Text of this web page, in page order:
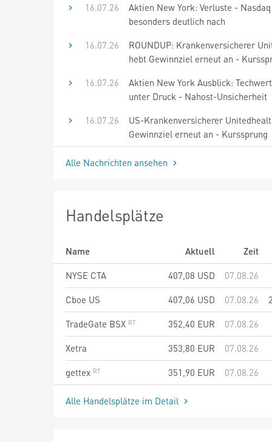
16.07.26
Aktien New York: Verluste -
besonders deutlich nach
16.07.26
ROUNDUP: Krankenversicherer
hebt Gewinnziel erneut an -
16.07.26
Aktien New York Ausblick:
unter Druck - Nahost-Unsicherheit
16.07.26
US-Krankenversicherer
Gewinnziel erneut an - Kurssprung
Alle Nachrichten ansehen
Handelsplätze
Name Aktuell
Zeit
NYSE CTA
407,08 USD
07.08.26
Cboe US
407,06 USD 07.08.26
TradeGate BSX
352,40 EUR
07.08.26
Xetra
353,80 EUR
07.08.26
gettex
351,90 EUR 07.08.26
Alle Handelsplätze im Detail